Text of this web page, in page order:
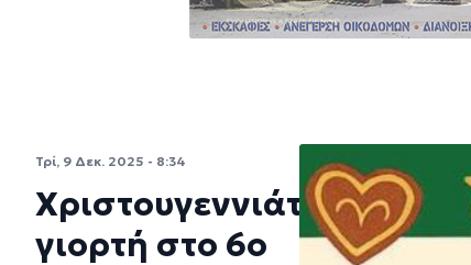
Τρί, 9 Δεκ. 2025 - 8:34
Χριστουγεννιάτικη
γιορτή στο 6ο